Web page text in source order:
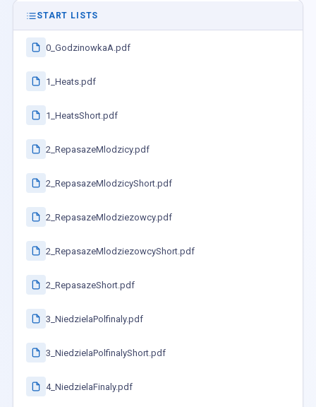
START LISTS
0_GodzinowkaA.pdf
1_Heats.pdf
1_HeatsShort.pdf
2_RepasazeMlodzicy.pdf
2_RepasazeMlodzicyShort.pdf
2_RepasazeMlodziezowcy.pdf
2_RepasazeMlodziezowcyShort.pdf
2_RepasazeShort.pdf
3_NiedzielaPolfinaly.pdf
3_NiedzielaPolfinalyShort.pdf
4_NiedzielaFinaly.pdf